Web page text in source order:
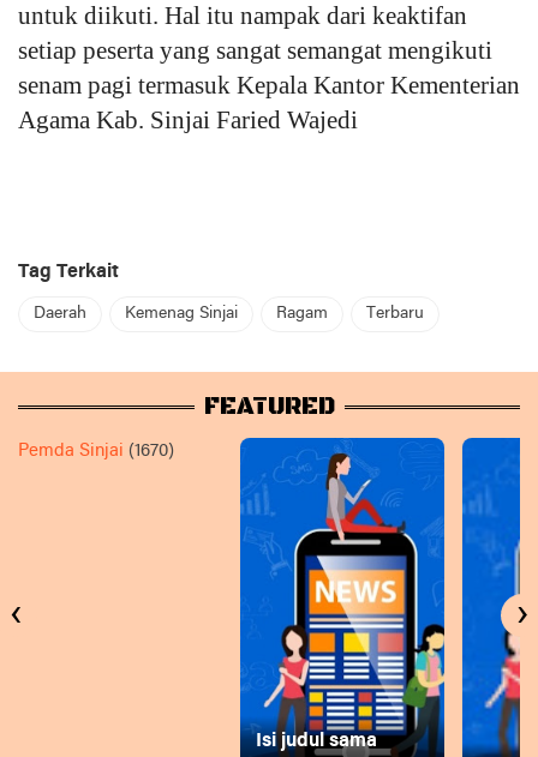
untuk diikuti. Hal itu nampak dari keaktifan
setiap peserta yang sangat semangat mengikuti
senam pagi termasuk Kepala Kantor Kementerian
Agama Kab. Sinjai Faried Wajedi
Tag Terkait
Daerah Kemenag Sinjai Ragam Terbaru
FEATURED
Pemda Sinjai (1670)
Isi judul sama
‹ ›